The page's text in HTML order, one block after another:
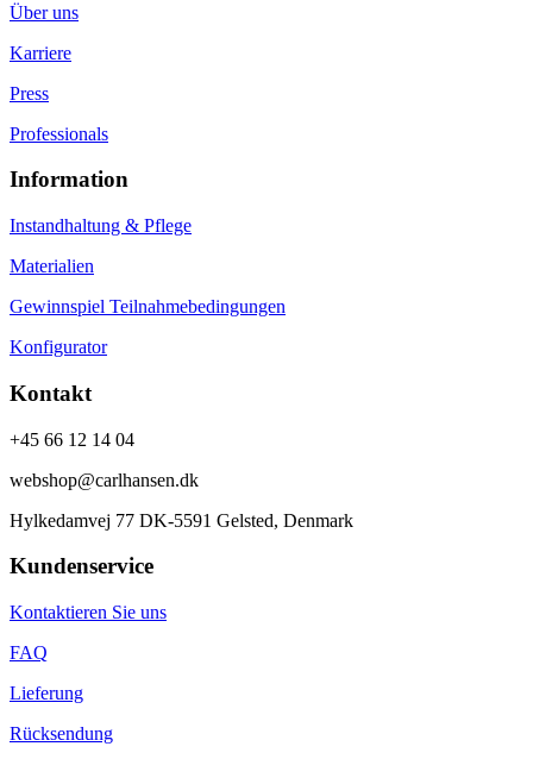
Über uns
Karriere
Press
Professionals
Information
Instandhaltung & Pflege
Materialien
Gewinnspiel Teilnahmebedingungen
Konfigurator
Kontakt
+45 66 12 14 04
webshop@carlhansen.dk
Hylkedamvej 77 DK-5591 Gelsted, Denmark
Kundenservice
Kontaktieren Sie uns
FAQ
Lieferung
Rücksendung